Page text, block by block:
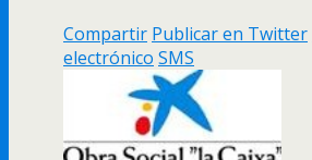
Compartir Publicar en Twitter
electrónico SMS